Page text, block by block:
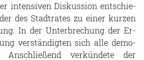
in­ten­si­ven Dis­kus­si­on ent­schie­
des Stadt­ra­tes zu einer kur­zen
In der Un­ter­bre­chung der Er­
ver­stän­dig­ten sich alle de­mo­
An­schlie­ßend ver­kün­de­te der